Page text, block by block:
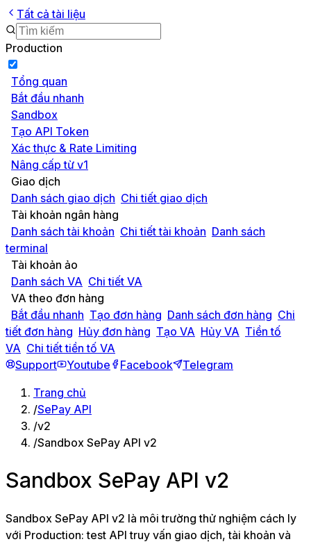
Tất cả tài liệu
Production
Tổng quan
Bắt đầu nhanh
Sandbox
Tạo API Token
Xác thực & Rate Limiting
Nâng cấp từ v1
Giao dịch
Danh sách giao dịch Chi tiết giao dịch
Tài khoản ngân hàng
Danh sách tài khoản Chi tiết tài khoản Danh sách
terminal
Tài khoản ảo
Danh sách VA Chi tiết VA
VA theo đơn hàng
Bắt đầu nhanh Tạo đơn hàng Danh sách đơn hàng Chi
tiết đơn hàng Hủy đơn hàng Tạo VA Hủy VA Tiền tố
VA Chi tiết tiền tố VA
Support
Youtube Facebook
Telegram
Trang chủ
/SePay API
/v2
/Sandbox SePay API v2
Sandbox SePay API v2
Sandbox SePay API v2 là môi trường thử nghiệm cách ly
với Production: test API truy vấn giao dịch, tài khoản và